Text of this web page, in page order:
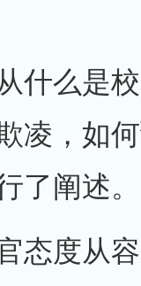
么是校
凌，如
了阐述。
度从容